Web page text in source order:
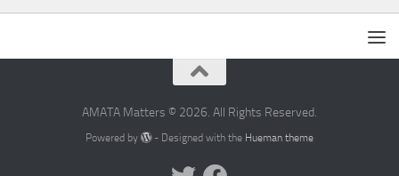
AMATA Matters © 2026. All Rights Reserved.
Powered by - Designed with the Hueman theme